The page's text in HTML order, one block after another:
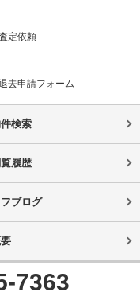
定依頼
去申請フォーム
検索
履歴
ブログ
7363